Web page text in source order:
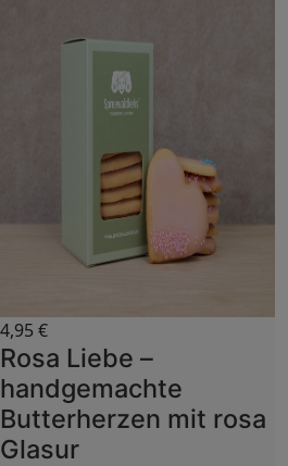
4,95 €
Rosa Liebe –
handgemachte
Butterherzen mit rosa
Glasur